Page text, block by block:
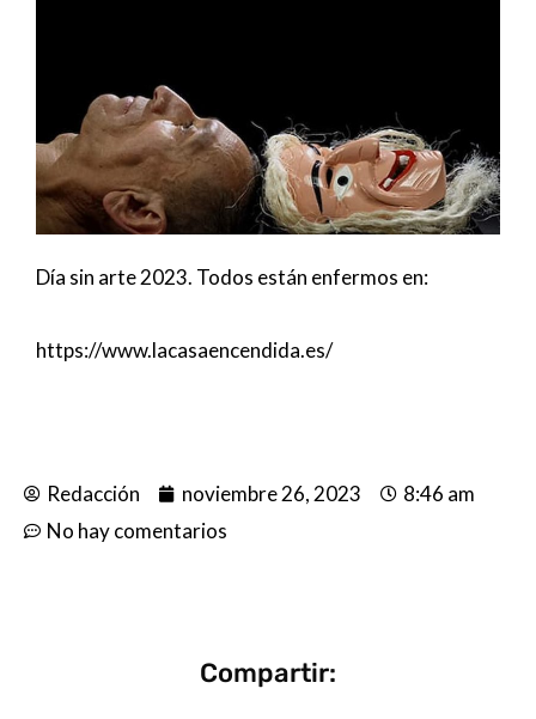
Día sin arte 2023. Todos están enfermos en:
https://www.lacasaencendida.es/
Redacción noviembre 26, 2023
8:46 am
No hay comentarios
Compartir: